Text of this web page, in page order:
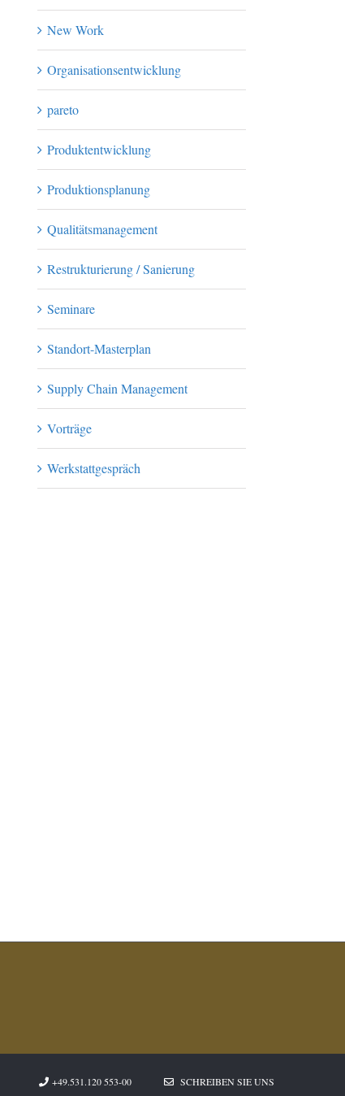
New Work
Organisationsentwicklung
pareto
Produktentwicklung
Produktionsplanung
Qualitätsmanagement
Restrukturierung / Sanierung
Seminare
Standort-Masterplan
Supply Chain Management
Vorträge
Werkstattgespräch
+49.531.120 553-00 SCHREIBEN SIE UNS